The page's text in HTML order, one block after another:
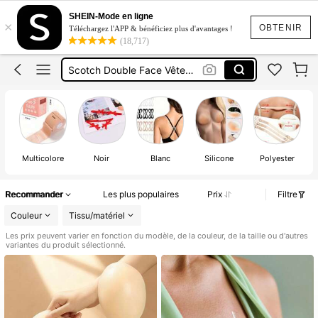
OBTENIR
×
SHEIN-Mode en ligne
Téléchargez l'APP & bénéficiez plus d'avantages !
(18,717)
Cache Téton
Scotch Poitrine
Boob Tape
Cache Téton
Multicolore Noir Blanc Silicone Polyester
Recommander Les plus populaires Prix
Filtre
Couleur
Tissu/matériel
Les prix peuvent varier en fonction du modèle, de la couleur, de la taille ou d'autres
variantes du produit sélectionné.